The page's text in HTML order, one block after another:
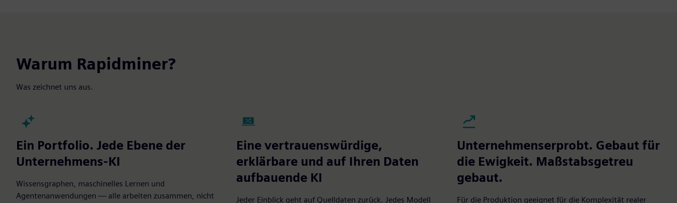
Warum Rapidminer?
Was zeichnet uns aus.
Ein Portfolio. Jede Ebene der
Unternehmens-KI
Wissensgraphen, maschinelles Lernen und
Agentenanwendungen — alle arbeiten zusammen, nicht
Eine vertrauenswürdige,
erklärbare und auf Ihren Daten
aufbauende KI
Jeder Einblick geht auf Quelldaten zurück. Jedes Modell
Unternehmenserprobt. Gebaut für
die Ewigkeit. Maßstabsgetreu
gebaut.
Für die Produktion geeignet für die Komplexität realer